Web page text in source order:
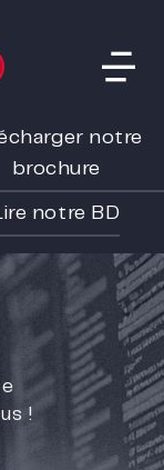
notre
brochure
notre BD
!